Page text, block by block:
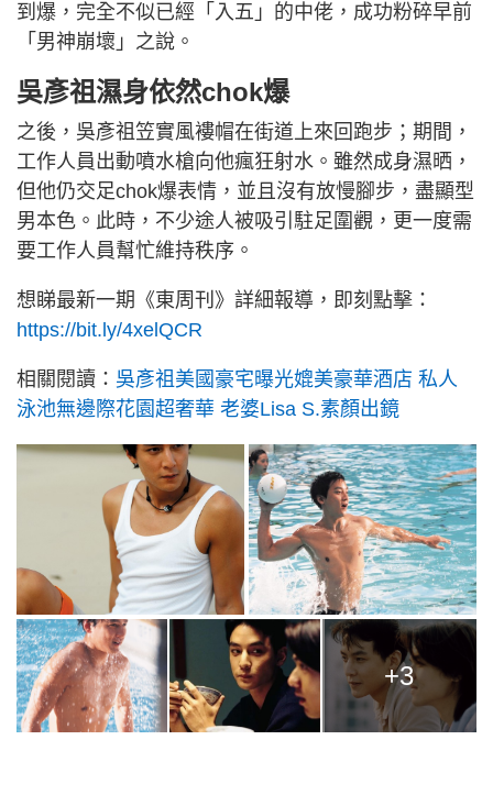
到爆，完全不似已經「入五」的中佬，成功粉碎早前
「男神崩壞」之說。
吳彥祖濕身依然chok爆
之後，吳彥祖笠實風褸帽在街道上來回跑步；期間，
工作人員出動噴水槍向他瘋狂射水。雖然成身濕晒，
但他仍交足chok爆表情，並且沒有放慢腳步，盡顯型
男本色。此時，不少途人被吸引駐足圍觀，更一度需
要工作人員幫忙維持秩序。
想睇最新一期《東周刊》詳細報導，即刻點擊：
https://bit.ly/4xelQCR
相關閱讀： 吳彥祖美國豪宅曝光媲美豪華酒店 私人
泳池無邊際花園超奢華 老婆Lisa S.素顏出鏡
+3